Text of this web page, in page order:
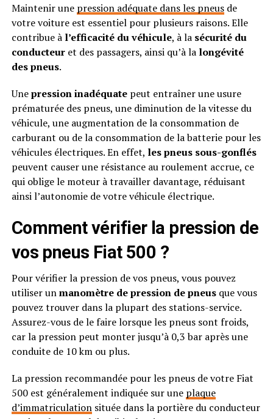
Maintenir une pression adéquate dans les pneusde
votre voiture est essentiel pour plusieurs raisons. Elle
contribue à l’efficacité du véhicule, à la sécurité du
conducteuret des passagers, ainsi qu’à la longévité
des pneus.
Unepression inadéquatepeut entraîner une usure
prématurée des pneus, une diminution de la vitesse du
véhicule, une augmentation de la consommation de
carburant ou de la consommation de la batterie pour les
véhicules électriques. En effet, les pneus sous-gonflés
peuvent causer une résistance au roulement accrue, ce
qui oblige le moteur à travailler davantage, réduisant
ainsi l’autonomie de votre véhicule électrique.
Comment vérifier la pression de
vos pneus Fiat 500 ?
Pour vérifier la pression de vos pneus, vous pouvez
utiliser unmanomètre de pression de pneusque vous
pouvez trouver dans la plupart des stations-service.
Assurez-vous de le faire lorsque les pneus sont froids,
car la pression peut monter jusqu’à 0,3 bar après une
conduite de 10 km ou plus.
La pression recommandée pour les pneus de votre Fiat
500 est généralement indiquée sur une plaque
d’immatriculationsituée dans la portière du conducteur